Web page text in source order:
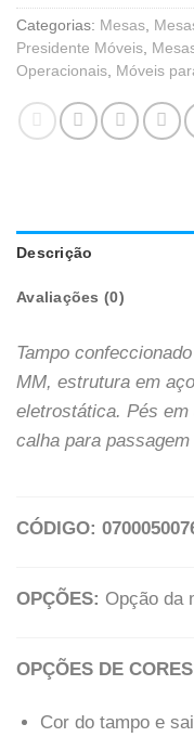
Categorias: Mesas
Presidente Móveis
Operacionais
Móveis
Descrição
Avaliações (0)
Tampo
MM, estrutura em
eletrostática. Pés
calha para passagem
CÓDIGO:
OPÇÕES: Opção da
OPÇÕES DE
Cor do tampo e